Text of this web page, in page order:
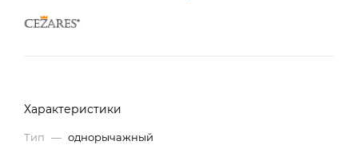
Характеристики
Тип — однорычажный